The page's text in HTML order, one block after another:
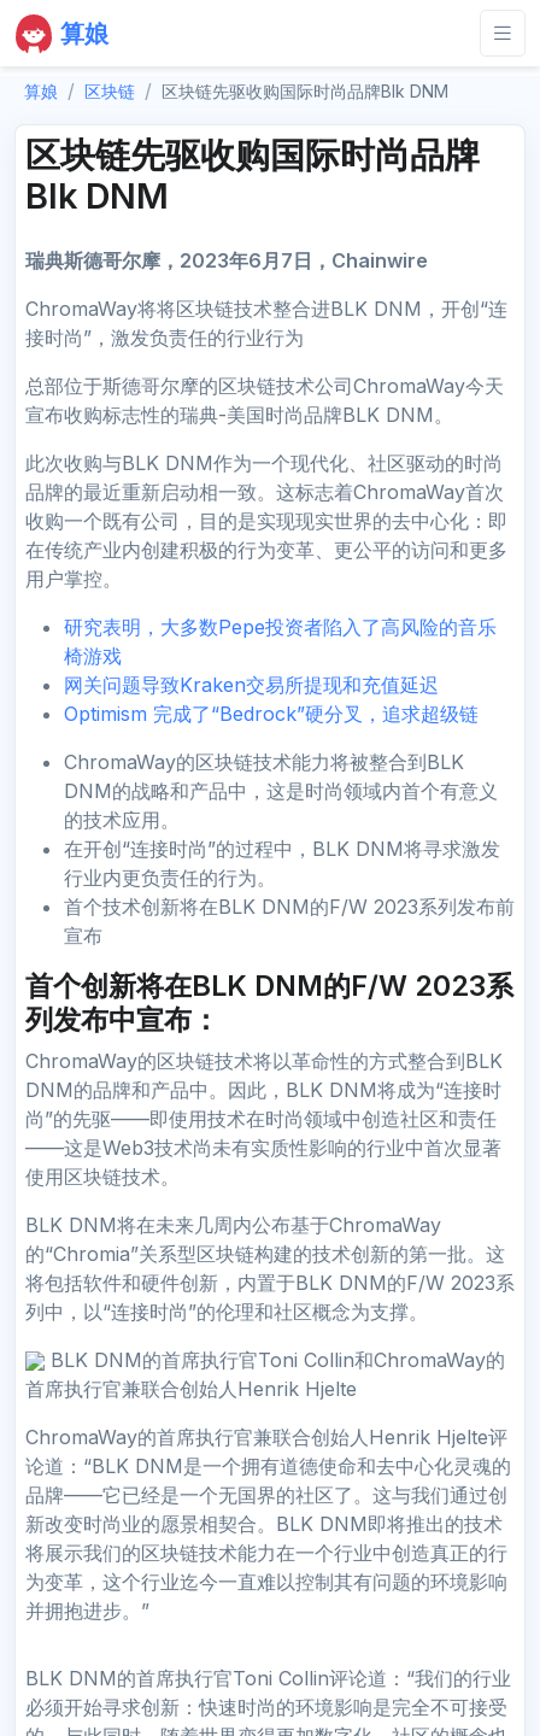
算娘
算娘 区块链 区块链先驱收购国际时尚品牌Blk DNM
区块链先驱收购国际时尚品牌
Blk DNM
瑞典斯德哥尔摩，2023年6月7日，Chainwire
ChromaWay将将区块链技术整合进BLK DNM，开创“连
接时尚”，激发负责任的行业行为
总部位于斯德哥尔摩的区块链技术公司ChromaWay今天
宣布收购标志性的瑞典-美国时尚品牌BLK DNM。
此次收购与BLK DNM作为一个现代化、社区驱动的时尚
品牌的最近重新启动相一致。这标志着ChromaWay首次
收购一个既有公司，目的是实现现实世界的去中心化：即
在传统产业内创建积极的行为变革、更公平的访问和更多
用户掌控。
研究表明，大多数Pepe投资者陷入了高风险的音乐
椅游戏
网关问题导致Kraken交易所提现和充值延迟
Optimism 完成了“Bedrock”硬分叉，追求超级链
ChromaWay的区块链技术能力将被整合到BLK
DNM的战略和产品中，这是时尚领域内首个有意义
的技术应用。
在开创“连接时尚”的过程中，BLK DNM将寻求激发
行业内更负责任的行为。
首个技术创新将在BLK DNM的F/W 2023系列发布前
宣布
首个创新将在BLK DNM的F/W 2023系
列发布中宣布：
ChromaWay的区块链技术将以革命性的方式整合到BLK
DNM的品牌和产品中。因此，BLK DNM将成为“连接时
尚”的先驱——即使用技术在时尚领域中创造社区和责任
——这是Web3技术尚未有实质性影响的行业中首次显著
使用区块链技术。
BLK DNM将在未来几周内公布基于ChromaWay
的“Chromia”关系型区块链构建的技术创新的第一批。这
将包括软件和硬件创新，内置于BLK DNM的F/W 2023系
列中，以“连接时尚”的伦理和社区概念为支撑。
BLK DNM的首席执行官Toni Collin和ChromaWay的
首席执行官兼联合创始人Henrik Hjelte
ChromaWay的首席执行官兼联合创始人Henrik Hjelte评
论道：“BLK DNM是一个拥有道德使命和去中心化灵魂的
品牌——它已经是一个无国界的社区了。这与我们通过创
新改变时尚业的愿景相契合。BLK DNM即将推出的技术
将展示我们的区块链技术能力在一个行业中创造真正的行
为变革，这个行业迄今一直难以控制其有问题的环境影响
并拥抱进步。”
BLK DNM的首席执行官Toni Collin评论道：“我们的行业
必须开始寻求创新：快速时尚的环境影响是完全不可接受